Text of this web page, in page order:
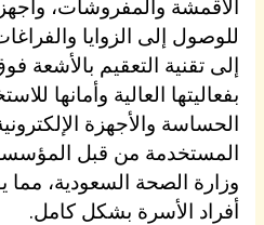
الأقمشة والمفروشات،
للوصول إلى الزوايا
إلى تقنية التعقيم بالأشعة
بفعاليتها العالية وأمانها
الحساسة والأجهزة
المستخدمة من قبل
وزارة الصحة السعودية،
أفراد الأسرة بشكل كامل.